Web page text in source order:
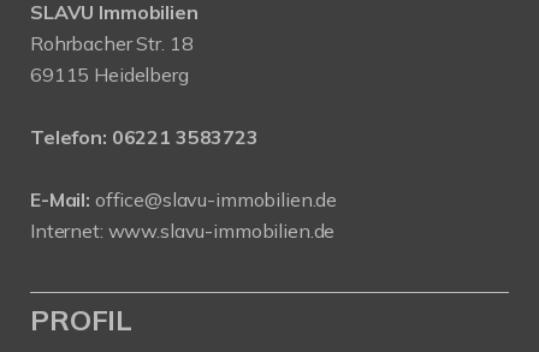
SLAVU Immobilien
Rohrbacher Str. 18
69115 Heidelberg
Telefon: 06221 3583723
E-Mail: office@slavu-immobilien.de
Internet: www.slavu-immobilien.de
PROFIL